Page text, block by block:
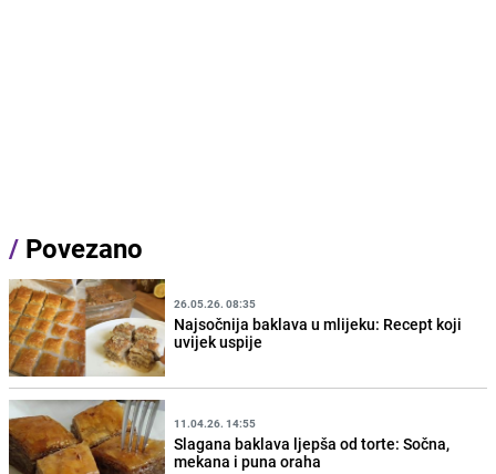
/ Povezano
26.05.26. 08:35
Najsočnija baklava u mlijeku: Recept koji
uvijek uspije
11.04.26. 14:55
Slagana baklava ljepša od torte: Sočna,
mekana i puna oraha